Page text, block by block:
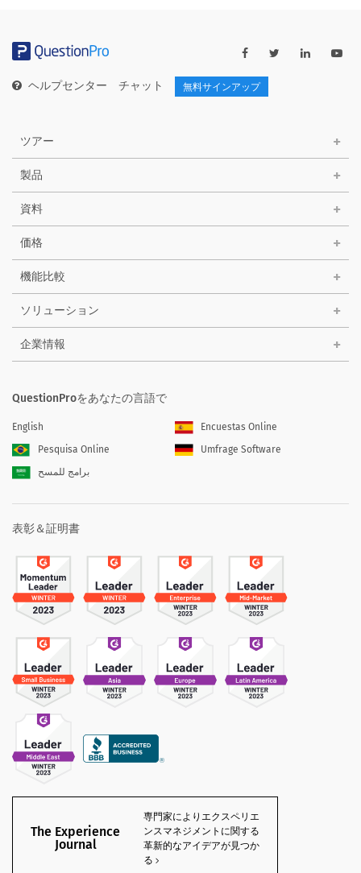
ー
ヘルプセンター チャット 無料サインアップ
ツアー
製品
資料
価格
機能比較
ソリューション
企業情報
QuestionProをあなたの言語で
English
Encuestas Online
Pesquisa Online
Umfrage Software
برامج للمسح
表彰＆証明書
The Experience
Journal
専門家によりエクスペリエ
ンスマネジメントに関する
革新的なアイデアが見つか
る